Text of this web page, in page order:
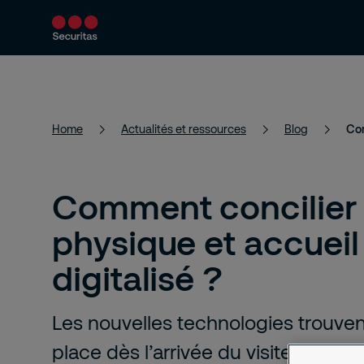
Services Solutions Actualités et
Home Actualités et ressources Blog
Comment
physique et accueil
digitalisé ?
Les nouvelles technologies
place dès l’arrivée du visiteur.